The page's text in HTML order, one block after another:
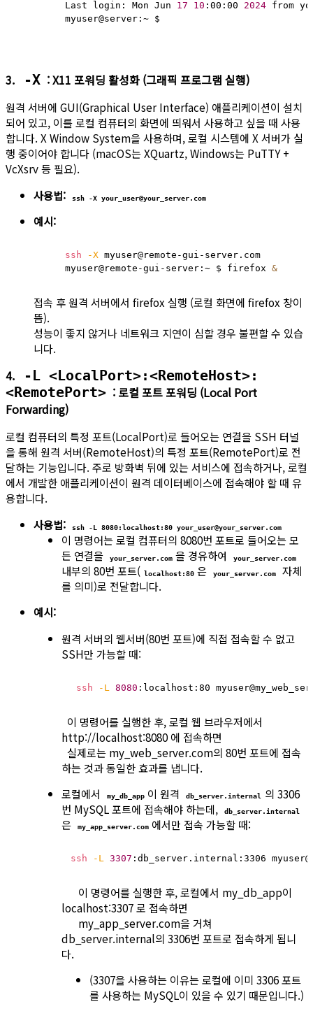
	Last login: Mon Jun
17 10 :00:00 2024 from
	myuser@server:~ $
3. -X : X11 포워딩 활성화 (그래픽 프로그램 실행)
원격 서버에 GUI(Graphical User Interface) 애플리케이션이 설치
되어 있고, 이를 로컬 컴퓨터의 화면에 띄워서 사용하고 싶을 때 사용
합니다. X Window System을 사용하며, 로컬 시스템에 X 서버가 실
행 중이어야 합니다 (macOS는 XQuartz, Windows는 PuTTY +
VcXsrv 등 필요).
사용법:
ssh -X your_user@your_server.com
예시:
ssh -X myuser@remote-gui-server.com
    myuser@remote-gui-server:~ $ firefox
&
접속 후 원격 서버에서 firefox 실행 (로컬 화면에 firefox 창이
뜸).
성능이 좋지 않거나 네트워크 지연이 심할 경우 불편할 수 있습
니다.
4.
-L <LocalPort>:<RemoteHost>:
<RemotePort> : 로컬 포트 포워딩 (Local Port
Forwarding)
로컬 컴퓨터의 특정 포트(LocalPort)로 들어오는 연결을 SSH 터널
을 통해 원격 서버(RemoteHost)의 특정 포트(RemotePort)로 전
달하는 기능입니다. 주로 방화벽 뒤에 있는 서비스에 접속하거나, 로컬
에서 개발한 애플리케이션이 원격 데이터베이스에 접속해야 할 때 유
용합니다.
사용법:
ssh -L 8080:localhost:80 your_user@your_server.com
이 명령어는 로컬 컴퓨터의 8080번 포트로 들어오는 모
든 연결을
your_server.com 을 경유하여 your_server.com
내부의 80번 포트( localhost:80 은 your_server.com
자체
를 의미)로 전달합니다.
예시:
원격 서버의 웹서버(80번 포트)에 직접 접속할 수 없고
SSH만 가능할 때:
ssh -L 8080 :localhost:80
이 명령어를 실행한 후, 로컬 웹 브라우저에서
http://localhost:8080 에 접속하면
실제로는 my_web_server.com의 80번 포트에 접속
하는 것과 동일한 효과를 냅니다.
로컬에서
my_db_app 이 원격 db_server.internal
의 3306
번 MySQL 포트에 접속해야 하는데,
db_server.internal
은 my_app_server.com 에서만 접속 가능할 때:
ssh -L 3307 :db_server.internal:3306
이 명령어를 실행한 후, 로컬에서 my_db_app이
localhost:3307 로 접속하면
my_app_server.com을 거쳐
db_server.internal의 3306번 포트로 접속하게 됩니
다.
(3307을 사용하는 이유는 로컬에 이미 3306 포트
를 사용하는 MySQL이 있을 수 있기 때문입니다.)